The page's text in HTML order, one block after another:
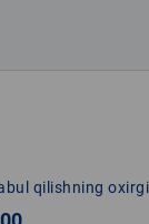
qilishning